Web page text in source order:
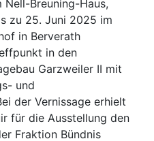
Breuning-Haus,
zu 25. Juni 2025 im
in Berverath
in den
Garzweiler II mit
und
der Vernissage erhielt
für die Ausstellung den
Fraktion Bündnis